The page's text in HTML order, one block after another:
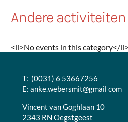
Andere activiteiten
<li>No events in this category</li>
T: (0031) 6 53667256
E: anke.webersmit@gmail com
Vincent van Goghlaan 10
2343 RN Oegstgeest